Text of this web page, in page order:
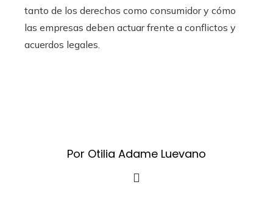
tanto de los derechos como consumidor y cómo
las empresas deben actuar frente a conflictos y
acuerdos legales.
Por Otilia Adame Luevano